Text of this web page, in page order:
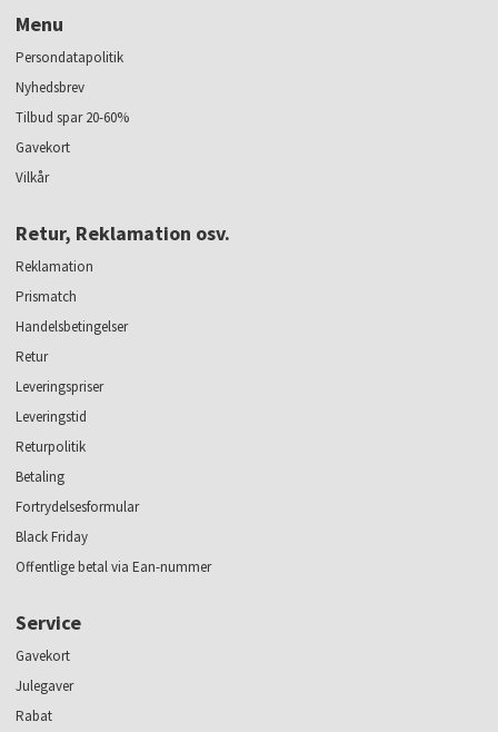
Menu
Persondatapolitik
Nyhedsbrev
Tilbud spar 20-60%
Gavekort
Vilkår
Retur, Reklamation osv.
Reklamation
Prismatch
Handelsbetingelser
Retur
Leveringspriser
Leveringstid
Returpolitik
Betaling
Fortrydelsesformular
Black Friday
Offentlige betal via Ean-nummer
Service
Gavekort
Julegaver
Rabat